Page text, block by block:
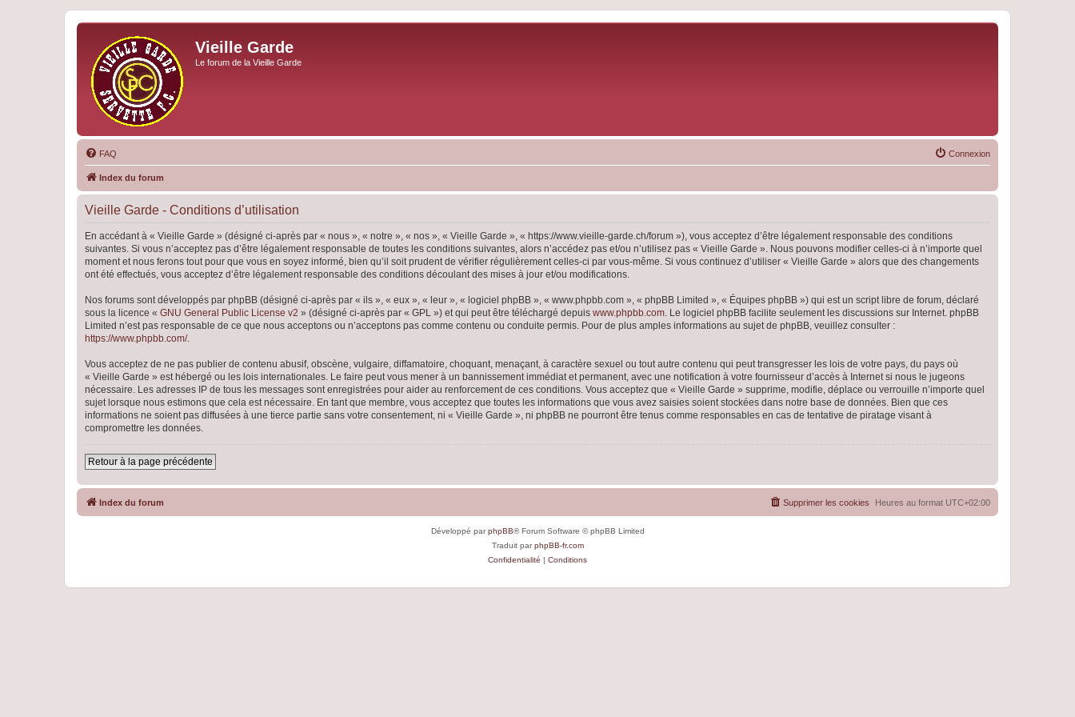
Vieille Garde
Le forum de la Vieille Garde
FAQ Connexion
Index du forum
Vieille Garde - Conditions d’utilisation
En accédant à « Vieille Garde » (désigné ci-après par « nous », « notre », « nos », « Vieille Garde », « https://www.vieille-garde.ch/forum »), vous acceptez d’être légalement responsable des conditions
suivantes. Si vous n’acceptez pas d’être légalement responsable de toutes les conditions suivantes, alors n’accédez pas et/ou n’utilisez pas « Vieille Garde ». Nous pouvons modifier celles-ci à n’importe quel
moment et nous ferons tout pour que vous en soyez informé, bien qu’il soit prudent de vérifier régulièrement celles-ci par vous-même. Si vous continuez d’utiliser « Vieille Garde » alors que des changements
ont été effectués, vous acceptez d’être légalement responsable des conditions découlant des mises à jour et/ou modifications.
Nos forums sont développés par phpBB (désigné ci-après par « ils », « eux », « leur », « logiciel phpBB », « www.phpbb.com », « phpBB Limited », « Équipes phpBB ») qui est un script libre de forum, déclaré
sous la licence « GNU General Public License v2 » (désigné ci-après par « GPL ») et qui peut être téléchargé depuis www.phpbb.com. Le logiciel phpBB facilite seulement les discussions sur Internet. phpBB
Limited n’est pas responsable de ce que nous acceptons ou n’acceptons pas comme contenu ou conduite permis. Pour de plus amples informations au sujet de phpBB, veuillez consulter :
https://www.phpbb.com/.
Vous acceptez de ne pas publier de contenu abusif, obscène, vulgaire, diffamatoire, choquant, menaçant, à caractère sexuel ou tout autre contenu qui peut transgresser les lois de votre pays, du pays où
« Vieille Garde » est hébergé ou les lois internationales. Le faire peut vous mener à un bannissement immédiat et permanent, avec une notification à votre fournisseur d’accès à Internet si nous le jugeons
nécessaire. Les adresses IP de tous les messages sont enregistrées pour aider au renforcement de ces conditions. Vous acceptez que « Vieille Garde » supprime, modifie, déplace ou verrouille n’importe quel
sujet lorsque nous estimons que cela est nécessaire. En tant que membre, vous acceptez que toutes les informations que vous avez saisies soient stockées dans notre base de données. Bien que ces
informations ne soient pas diffusées à une tierce partie sans votre consentement, ni « Vieille Garde », ni phpBB ne pourront être tenus comme responsables en cas de tentative de piratage visant à
compromettre les données.
Retour à la page précédente
Index du forum Heures au format UTC+02:00
Supprimer les cookies
Développé parphpBB® Forum Software © phpBB Limited
Traduit parphpBB-fr.com
Confidentialité | Conditions